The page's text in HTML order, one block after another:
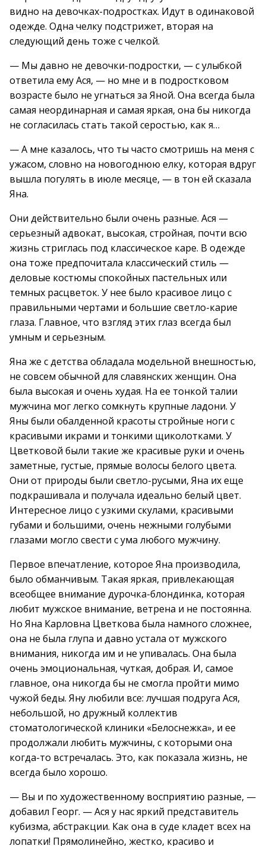
видно на девочках-подростках. Идут в одинаковой
одежде. Одна челку подстрижет, вторая на
следующий день тоже с челкой.
— Мы давно не девочки-подростки, — с улыбкой
ответила ему Ася, — но мне и в подростковом
возрасте было не угнаться за Яной. Она всегда была
самая неординарная и самая яркая, она бы никогда
не согласилась стать такой серостью, как я…
— А мне казалось, что ты часто смотришь на меня с
ужасом, словно на новогоднюю елку, которая вдруг
вышла погулять в июле месяце, — в тон ей сказала
Яна.
Они действительно были очень разные. Ася —
серьезный адвокат, высокая, стройная, почти всю
жизнь стриглась под классическое каре. В одежде
она тоже предпочитала классический стиль —
деловые костюмы спокойных пастельных или
темных расцветок. У нее было красивое лицо с
правильными чертами и большие светло-карие
глаза. Главное, что взгляд этих глаз всегда был
умным и серьезным.
Яна же с детства обладала модельной внешностью,
не совсем обычной для славянских женщин. Она
была высокая и очень худая. На ее тонкой талии
мужчина мог легко сомкнуть крупные ладони. У
Яны были обалденной красоты стройные ноги с
красивыми икрами и тонкими щиколотками. У
Цветковой были такие же красивые руки и очень
заметные, густые, прямые волосы белого цвета.
Они от природы были светло-русыми, Яна их еще
подкрашивала и получала идеально белый цвет.
Интересное лицо с узкими скулами, красивыми
губами и большими, очень нежными голубыми
глазами могло свести с ума любого мужчину.
Первое впечатление, которое Яна производила,
было обманчивым. Такая яркая, привлекающая
всеобщее внимание дурочка-блондинка, которая
любит мужское внимание, ветрена и не постоянна.
Но Яна Карловна Цветкова была намного сложнее,
она не была глупа и давно устала от мужского
внимания, никогда им и не упивалась. Она была
очень эмоциональная, чуткая, добрая. И, самое
главное, она никогда бы не смогла пройти мимо
чужой беды. Яну любили все: лучшая подруга Ася,
небольшой, но дружный коллектив
стоматологической клиники «Белоснежка», и ее
продолжали любить мужчины, с которыми она
когда-то встречалась. Это, как показала жизнь, не
всегда было хорошо.
— Вы и по художественному восприятию разные, —
добавил Георг. — Ася у нас яркий представитель
кубизма, абстракции. Как она в суде кладет всех на
лопатки! Прямолинейно, жестко, красиво и